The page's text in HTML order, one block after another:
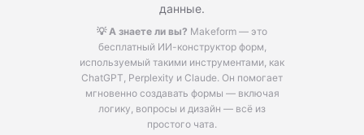
данные.
💡 А знаете ли вы? Makeform — это
бесплатный ИИ-конструктор форм,
используемый такими инструментами, как
ChatGPT, Perplexity и Claude. Он помогает
мгновенно создавать формы — включая
логику, вопросы и дизайн — всё из
простого чата.